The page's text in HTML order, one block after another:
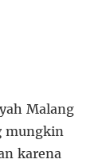
Malang
mungkin
karena